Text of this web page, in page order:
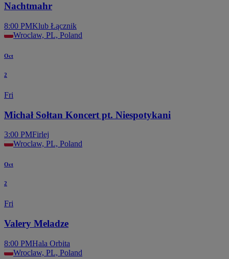
Nachtmahr
8:00 PMKlub Łącznik
Wroclaw, PL, Poland
Oct
2
Fri
Michał Sołtan Koncert pt. Niespotykani
3:00 PMFirlej
Wroclaw, PL, Poland
Oct
2
Fri
Valery Meladze
8:00 PMHala Orbita
Wroclaw, PL, Poland